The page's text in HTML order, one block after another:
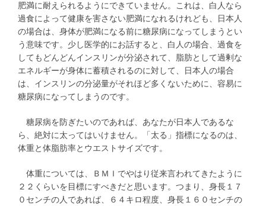
肥満に耐えられるようにできていません。これは、白人なら
過食によって健康を害さない肥満になれるけれども、日本人
の場合は、身体が肥満になる前に糖尿病になってしまうとい
う意味です。少し医学的にお話すると、白人の場合、過食を
してもどんどんインスリンが分泌されて、脂肪として過剰な
エネルギーが身体に蓄積されるのに対して、日本人の場合
は、インスリンの分泌量がそれほど多くないために、容易に
糖尿病になってしまうのです。
糖尿病を防ぎたいのであれば、あなたが日本人であるな
ら、絶対に太ってはいけません。「太る」指標になるのは、
体重と体脂肪率とウエストサイズです。
体重については、ＢＭＩでやはり従来言われてきたように
２２くらいを目標にすべきだと思います。つまり、身長１７
０センチの人であれば、６４キロ程度、身長１６０センチの